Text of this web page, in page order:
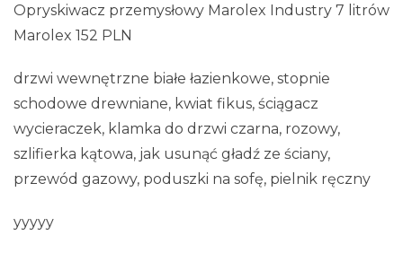
Opryskiwacz przemysłowy Marolex Industry 7 litrów
Marolex 152 PLN
drzwi wewnętrzne białe łazienkowe, stopnie
schodowe drewniane, kwiat fikus, ściągacz
wycieraczek, klamka do drzwi czarna, rozowy,
szlifierka kątowa, jak usunąć gładź ze ściany,
przewód gazowy, poduszki na sofę, pielnik ręczny
yyyyy